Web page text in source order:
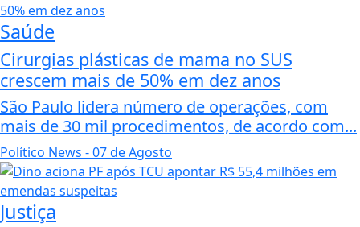
Saúde
Cirurgias plásticas de mama no SUS
crescem mais de 50% em dez anos
São Paulo lidera número de operações, com
mais de 30 mil procedimentos, de acordo com...
Político News - 07 de Agosto
Justiça